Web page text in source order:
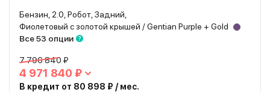
Бензин, 2.0, Робот, Задний,
Фиолетовый с золотой крышей / Gentian Purple + Gold
Все 53 опции
7 796 840 ₽
4 971 840 ₽
В кредит от 80 898 ₽ / мес.